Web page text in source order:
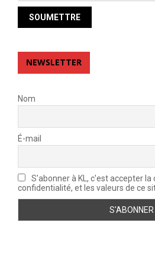
NEWSLETTER
Nom
É-mail
S'abonner à KL, c'est accepter la
confidentialité, et les valeurs de ce